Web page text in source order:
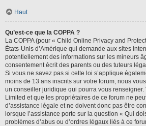
Haut
Qu’est-ce que la COPPA ?
La COPPA (pour « Child Online Privacy and
États-Unis d’Amérique qui demande aux sites
potentiellement des informations sur les mineurs
consentement écrit des parents ou des tuteurs
Si vous ne savez pas si cette loi s’applique
moins de 13 ans inscrits sur votre forum, nous
un conseiller juridique qui pourra vous
Limited et que les propriétaires de ce forum ne
d’assistance légale et ne doivent donc pas être
lorsque l’assistance porte sur la question « Qui
problèmes d’abus ou d’ordres légaux liés à ce